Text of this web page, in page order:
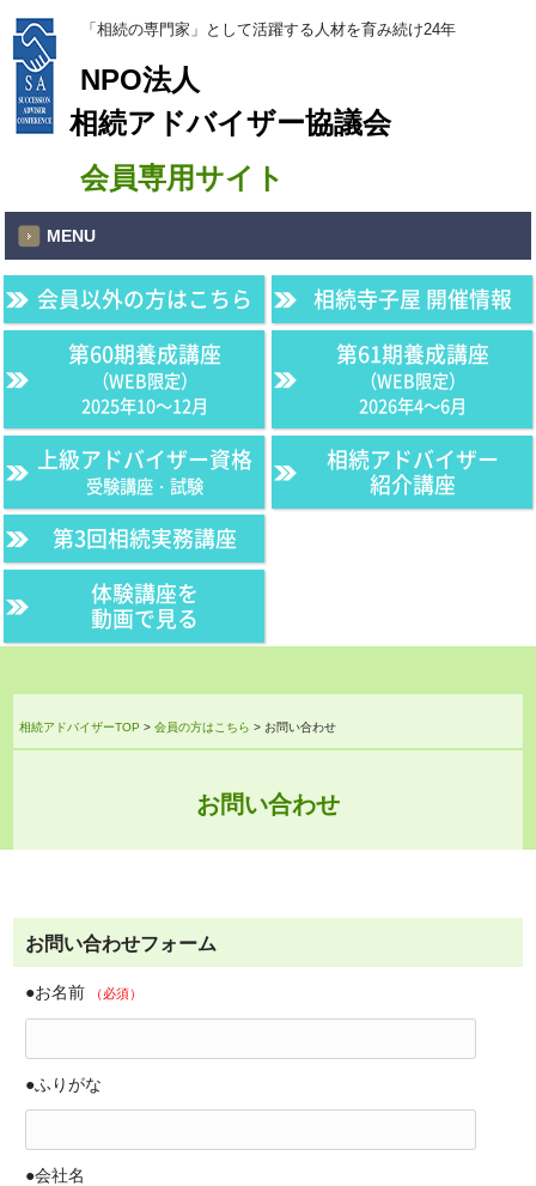
「相続の専門家」として活躍する人材を育み続け24年
NPO法人
相続アドバイザー協議会
会員専用サイト
MENU
会員以外の方はこちら
相続寺子屋 開催情報
第60期養成講座
（WEB限定）
2025年10〜12月
第61期養成講座
（WEB限定）
2026年4〜6月
上級アドバイザー資格
受験講座・試験
第3回相続実務講座
相続アドバイザー
紹介講座
体験講座を
動画で見る
相続アドバイザーTOP >会員の方はこちら > お問い合わせ
お問い合わせ
お問い合わせフォーム
●お名前 （必須）
●ふりがな
●会社名